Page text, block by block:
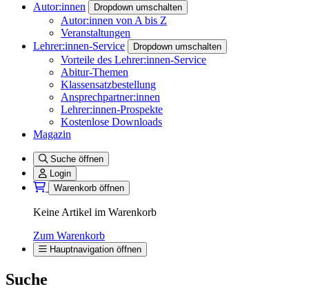
Autor:innen
Dropdown umschalten
Autor:innen von A bis Z
Veranstaltungen
Lehrer:innen-Service
Dropdown umschalten
Vorteile des Lehrer:innen-Service
Abitur-Themen
Klassensatzbestellung
Ansprechpartner:innen
Lehrer:innen-Prospekte
Kostenlose Downloads
Magazin
Suche öffnen
Login
Warenkorb öffnen
Keine Artikel im Warenkorb
Zum Warenkorb
Hauptnavigation öffnen
Suche